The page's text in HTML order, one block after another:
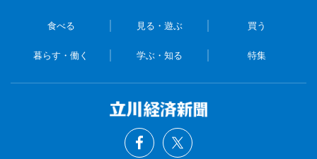
食べる 見る・遊ぶ 買う
暮らす・働く 学ぶ・知る 特集